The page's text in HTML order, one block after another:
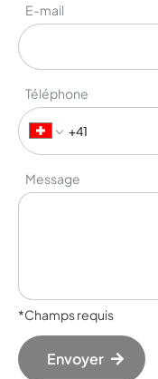
E-mail
Téléphone
Message
*Champs requis
Envoyer